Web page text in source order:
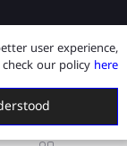
قدم الآن
user experience,
check our policy here